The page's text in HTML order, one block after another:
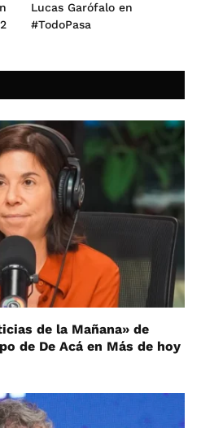
Lucas Garófalo en
#TodoPasa
de la Mañana» de
de De Acá en Más de hoy